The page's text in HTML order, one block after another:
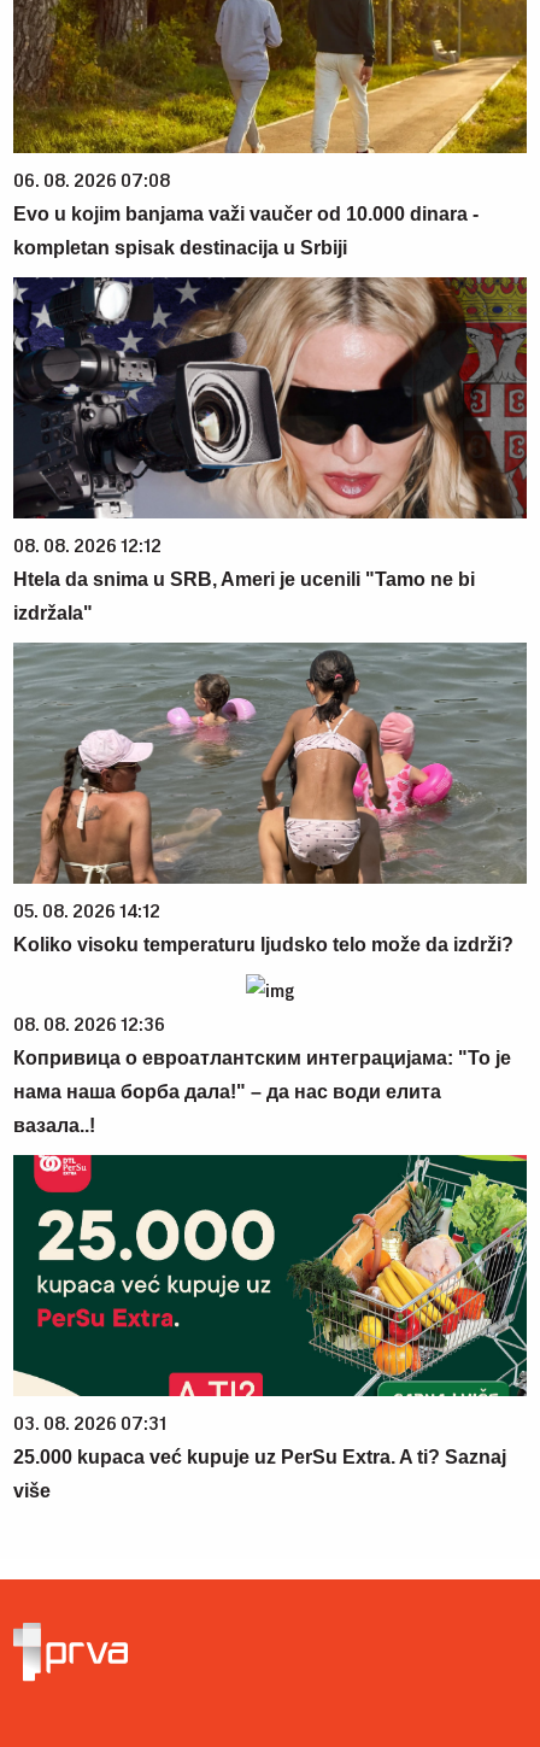
06. 08. 2026 07:08
Evo u kojim banjama važi vaučer od 10.000 dinara -
kompletan spisak destinacija u Srbiji
08. 08. 2026 12:12
Htela da snima u SRB, Ameri je ucenili "Tamo ne bi
izdržala"
05. 08. 2026 14:12
Koliko visoku temperaturu ljudsko telo može da izdrži?
08. 08. 2026 12:36
Копривица о евроатлантским интеграцијама: "То је
нама наша борба дала!" – да нас води елита
вазала..!
03. 08. 2026 07:31
25.000 kupaca već kupuje uz PerSu Extra. A ti? Saznaj
više